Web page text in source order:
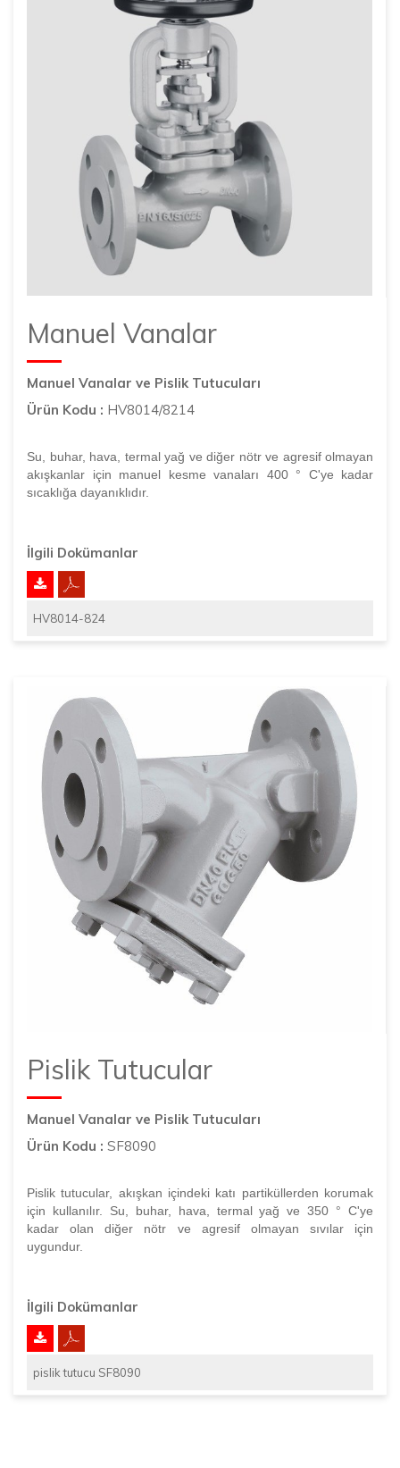
Manuel Vanalar
Manuel Vanalar ve Pislik Tutucuları
Ürün Kodu : HV8014/8214
Su, buhar, hava, termal yağ ve diğer nötr ve agresif olmayan
akışkanlar için manuel kesme vanaları 400 ° C'ye kadar
sıcaklığa dayanıklıdır.
İlgili Dokümanlar
HV8014-824
Pislik Tutucular
Manuel Vanalar ve Pislik Tutucuları
Ürün Kodu : SF8090
Pislik tutucular, akışkan içindeki katı partiküllerden korumak
için kullanılır. Su, buhar, hava, termal yağ ve 350 ° C'ye
kadar olan diğer nötr ve agresif olmayan sıvılar için
uygundur.
İlgili Dokümanlar
pislik tutucu SF8090